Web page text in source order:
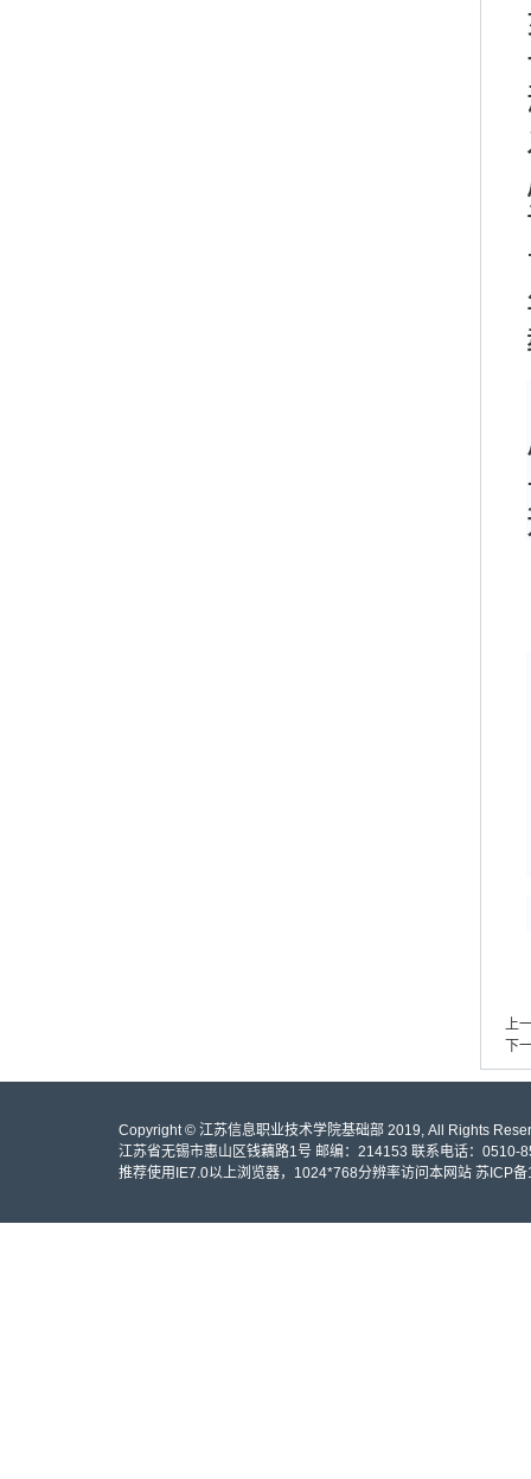
上
下
Copyright © 江苏信息职业技术学院基础部 2019, All Rights
江苏省无锡市惠山区钱藕路1号 邮编：214153 联系电话：
推荐使用IE7.0以上浏览器，1024*768分辨率访问本网站 苏ICP